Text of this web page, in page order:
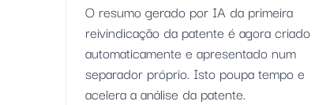
O resumo gerado por IA da primeira
reivindicação da patente é agora criado
automaticamente e apresentado num
separador próprio. Isto poupa tempo e
acelera a análise da patente.